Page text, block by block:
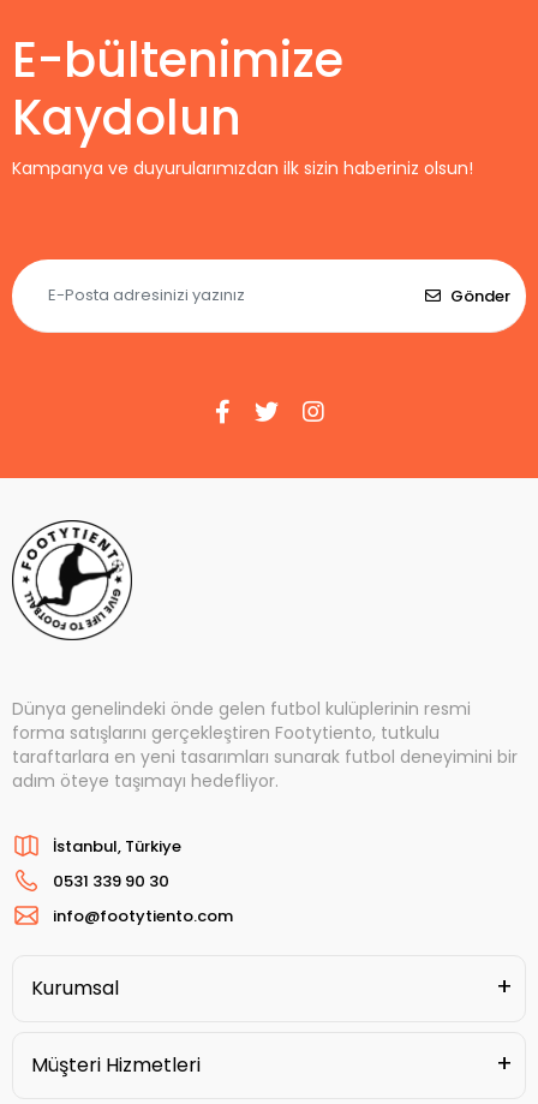
E-bültenimize
Kaydolun
Kampanya ve duyurularımızdan ilk sizin haberiniz olsun!
Gönder
Dünya genelindeki önde gelen futbol kulüplerinin resmi
forma satışlarını gerçekleştiren Footytiento, tutkulu
taraftarlara en yeni tasarımları sunarak futbol deneyimini bir
adım öteye taşımayı hedefliyor.
İstanbul, Türkiye
0531 339 90 30
info@footytiento.com
Kurumsal
Müşteri Hizmetleri